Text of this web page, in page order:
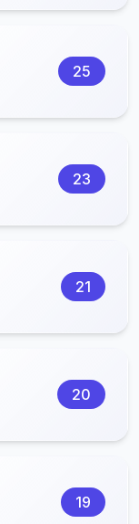
25
23
21
20
19